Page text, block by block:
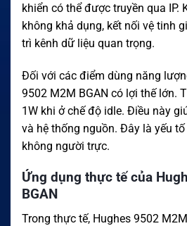
khiển có thể được truyền qua IP.
không khả dụng, kết nối vệ tinh
trì kênh dữ liệu quan trọng.
Đối với các điểm dùng năng
9502 M2M BGAN có lợi thế lớn.
1W khi ở chế độ idle. Điều này
và hệ thống nguồn. Đây là yếu
không người trực.
Ứng dụng thực tế của
BGAN
Trong thực tế, Hughes 9502